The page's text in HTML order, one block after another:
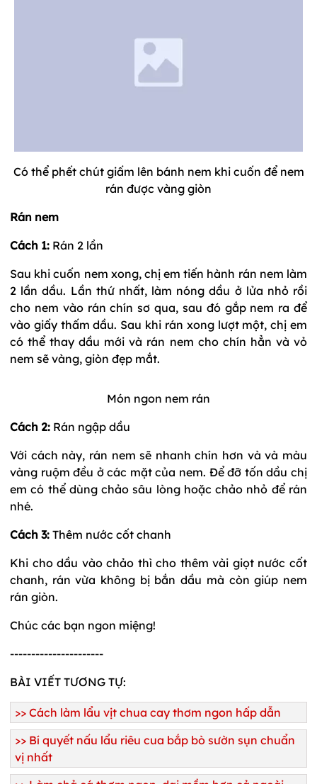
Có thể phết chút giấm lên bánh nem khi cuốn để nem
rán được vàng giòn
Rán nem
Cách 1: Rán 2 lần
Sau khi cuốn nem xong, chị em tiến hành rán nem làm
2 lần dầu. Lần thứ nhất, làm nóng dầu ở lửa nhỏ rồi
cho nem vào rán chín sơ qua, sau đó gắp nem ra để
vào giấy thấm dầu. Sau khi rán xong lượt một, chị em
có thể thay dầu mới và rán nem cho chín hẳn và vỏ
nem sẽ vàng, giòn đẹp mắt.
Món ngon nem rán
Cách 2: Rán ngập dầu
Với cách này, rán nem sẽ nhanh chín hơn và và màu
vàng ruộm đều ở các mặt của nem. Để đỡ tốn dầu chị
em có thể dùng chảo sâu lòng hoặc chảo nhỏ để rán
nhé.
Cách 3: Thêm nước cốt chanh
Khi cho dầu vào chảo thì cho thêm vài giọt nước cốt
chanh, rán vừa không bị bắn dầu mà còn giúp nem
rán giòn.
Chúc các bạn ngon miệng!
----------------------
BÀI VIẾT TƯƠNG TỰ:
>> Cách làm lẩu vịt chua cay thơm ngon hấp dẫn
>> Bí quyết nấu lẩu riêu cua bắp bò sườn sụn chuẩn
vị nhất